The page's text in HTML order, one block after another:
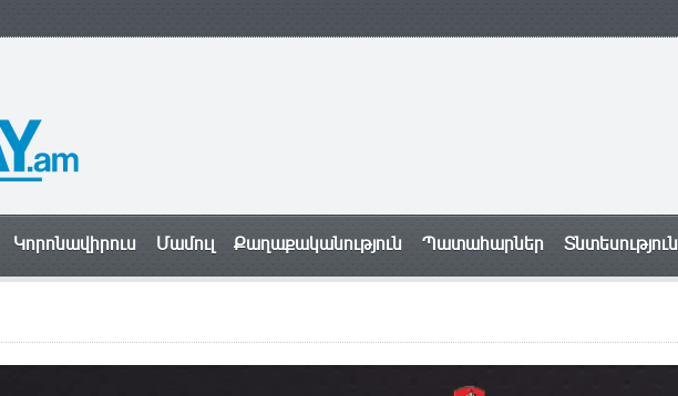
Կորոնավիրուս Մամուլ Քաղաքականություն Պատահարներ Տնտեսություն